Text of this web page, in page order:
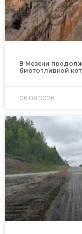
В Мезени
биотопливной
06.08.2026